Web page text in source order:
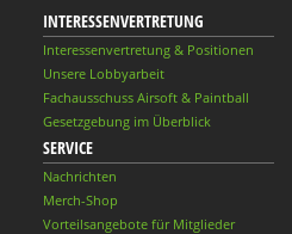
INTERESSENVERTRETUNG
Interessenvertretung & Positionen
Unsere Lobbyarbeit
Fachausschuss Airsoft & Paintball
Gesetzgebung im Überblick
SERVICE
Nachrichten
Merch-Shop
Vorteilsangebote für Mitglieder